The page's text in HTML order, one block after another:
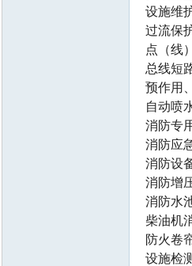
设施维
过流保
点（线
总线短
预作用
自动喷
消防专
消防应
消防设
消防增
消防水
柴油机
防火卷
设施检